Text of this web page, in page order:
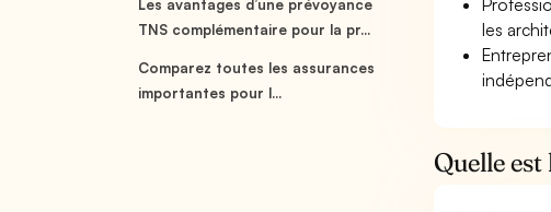
Les avantages d’une prévoyance
TNS complémentaire pour la pr...
Comparez toutes les assurances
importantes pour l...
les
Quelle